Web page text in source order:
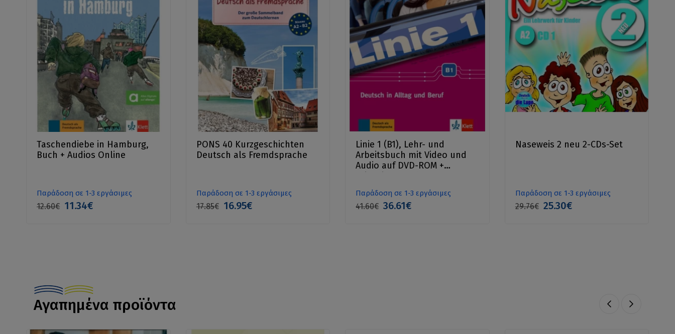
Taschendiebe in Hamburg,
Buch + Audios Online
Παράδοση σε 1-3 εργάσιμες
12.60€ 11.34€
PONS 40 Kurzgeschichten
Deutsch als Fremdsprache
Παράδοση σε 1-3 εργάσιμες
17.85€ 16.95€
Linie 1 (B1), Lehr- und
Arbeitsbuch mit Video und
Audio auf DVD-ROM +
Παράδοση σε 1-3 εργάσιμες
41.60€ 36.61€
Naseweis 2 neu 2-CDs-Set
Παράδοση σε 1-3 εργάσιμες
29.76€ 25.30€
Αγαπημένα προϊόντα